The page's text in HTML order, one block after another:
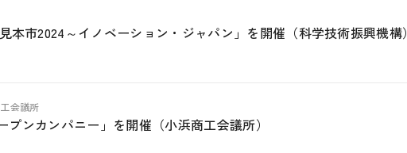
本市2024～イノベーション・ジャパン」を開催（科学技術振興機構）
会議所
プンカンパニー」を開催（小浜商工会議所）